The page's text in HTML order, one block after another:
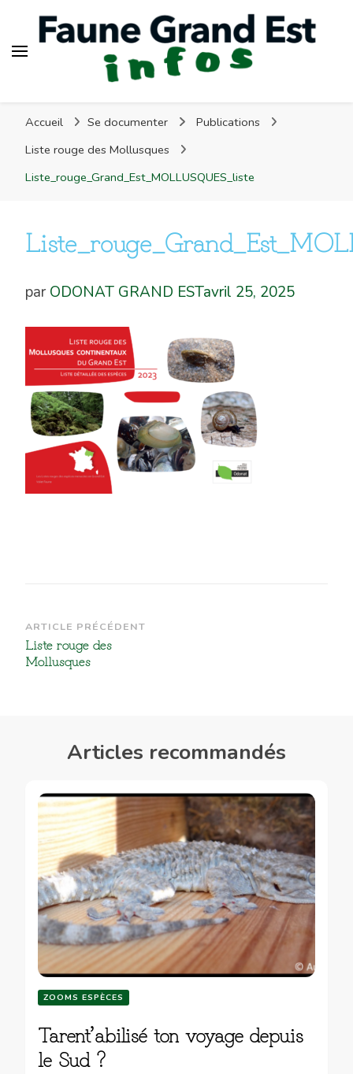
Accueil Se documenter
Publications
Liste rouge des Mollusques
Liste_rouge_Grand_Est_MOLLUSQUES_liste
parODONAT GRAND ESTavril 25, 2025
Navigation
d’article
ARTICLE PRÉCÉDENT
Liste rouge des
Mollusques
Articles recommandés
ZOOMS ESPÈCES
Tarent’abilisé ton voyage depuis
le Sud ?